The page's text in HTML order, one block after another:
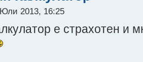
2013, 16:25
е страхотен и